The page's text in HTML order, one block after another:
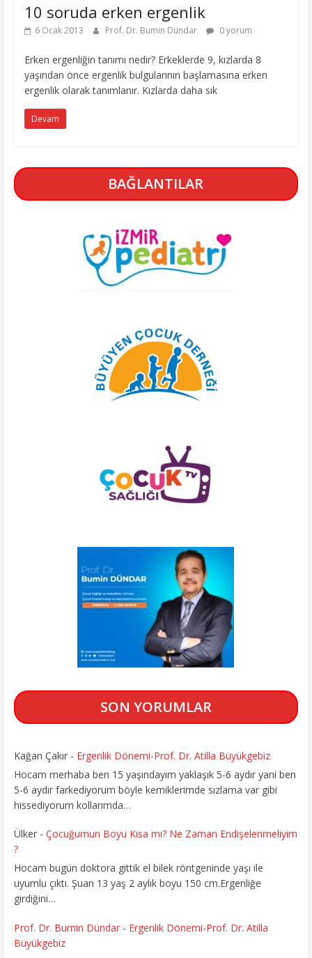
10 soruda erken ergenlik
6 Ocak 2013 Prof. Dr. Bumin Dündar 0 yorum
Erken ergenliğin tanımı nedir? Erkeklerde 9, kızlarda 8
yaşından önce ergenlik bulgularının başlamasına erken
ergenlik olarak tanımlanır. Kızlarda daha sık
Devam
BAĞLANTILAR
SON YORUMLAR
Kağan Çakır- Ergenlik Dönemi-Prof. Dr. Atilla Büyükgebiz
Hocam merhaba ben 15 yaşındayım yaklaşık 5-6 aydır yani ben
5-6 aydır farkediyorum böyle kemiklerimde sızlama var gibi
hissediyorum kollarımda…
Ülker- Çocuğumun Boyu Kısa mı? Ne Zaman Endişelenmeliyim
?
Hocam bugün doktora gittik el bilek röntgeninde yaşı ile
uyumlu çıktı. Şuan 13 yaş 2 aylık boyu 150 cm.Ergenliğe
girdiğini…
Prof. Dr. Bumin Dündar- Ergenlik Dönemi-Prof. Dr. Atilla
Büyükgebiz